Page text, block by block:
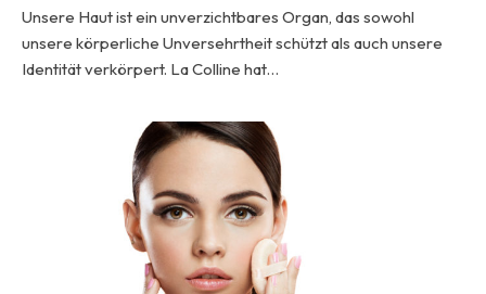
Unsere Haut ist ein unverzichtbares Organ, das sowohl
unsere körperliche Unversehrtheit schützt als auch unsere
Identität verkörpert. La Colline hat…